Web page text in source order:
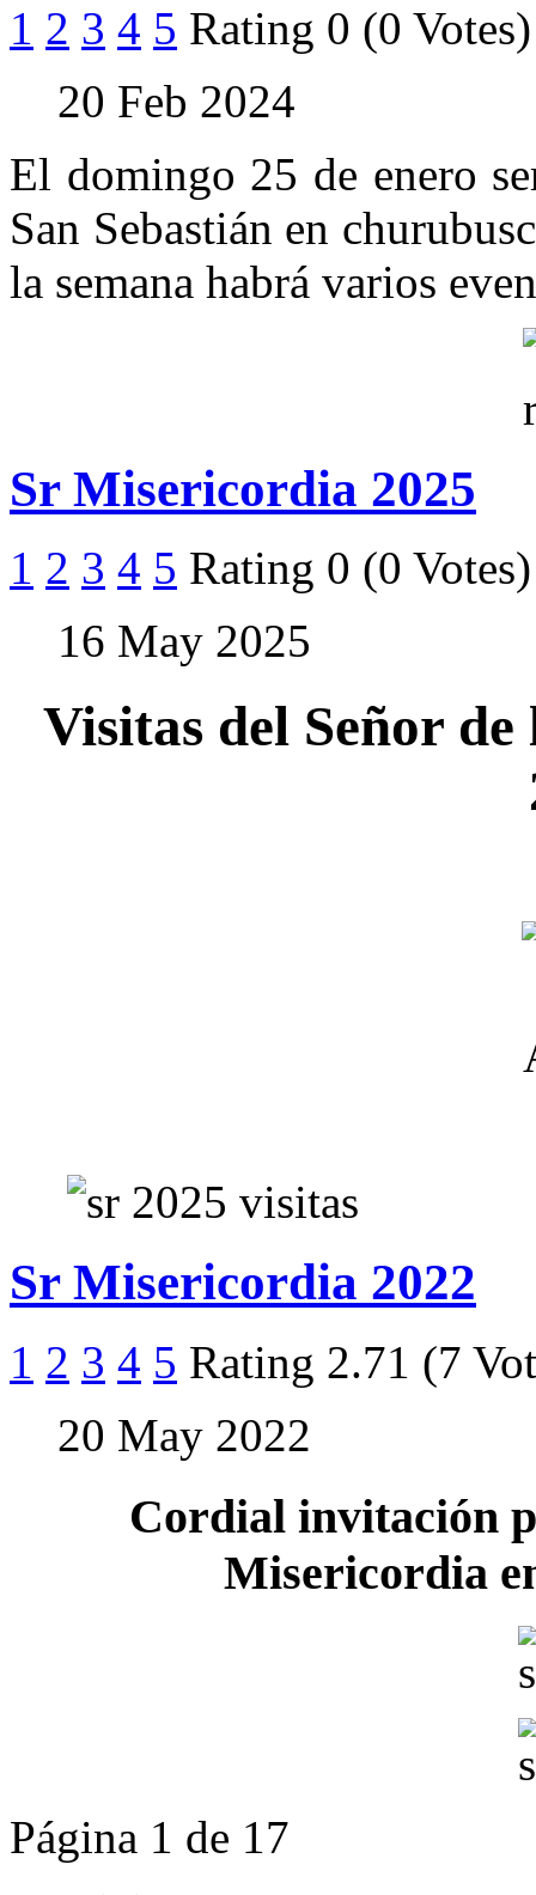
1 2 3 4 5 Rating 0 (0 Votes)
20 Feb 2024
El domingo 25 de enero
San Sebastián en
la semana habrá varios
Sr Misericordia 2025
1 2 3 4 5 Rating 0 (0 Votes)
16 May 2025
Visitas del Señor
Sr Misericordia 2022
1 2 3 4 5 Rating 2.71 (7
20 May 2022
Cordial invitación
Misericordia
Página 1 de 17